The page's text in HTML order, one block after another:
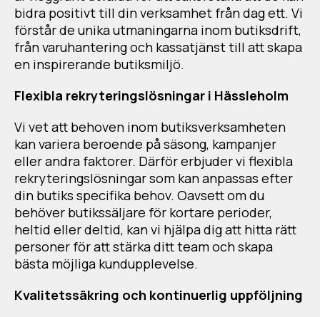
bidra positivt till din verksamhet från dag ett. Vi
förstår de unika utmaningarna inom butiksdrift,
från varuhantering och kassatjänst till att skapa
en inspirerande butiksmiljö.
Flexibla rekryteringslösningar i Hässleholm
Vi vet att behoven inom butiksverksamheten
kan variera beroende på säsong, kampanjer
eller andra faktorer. Därför erbjuder vi flexibla
rekryteringslösningar som kan anpassas efter
din butiks specifika behov. Oavsett om du
behöver butikssäljare för kortare perioder,
heltid eller deltid, kan vi hjälpa dig att hitta rätt
personer för att stärka ditt team och skapa
bästa möjliga kundupplevelse.
Kvalitetssäkring och kontinuerlig uppföljning